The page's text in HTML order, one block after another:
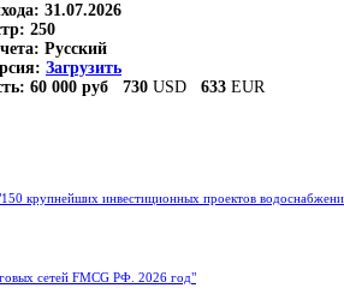
31.07.2026
250
Русский
Загрузить
60 000 руб 730 USD 633 EUR
крупнейших инвестиционных проектов
сетей FMCG РФ. 2026 год"